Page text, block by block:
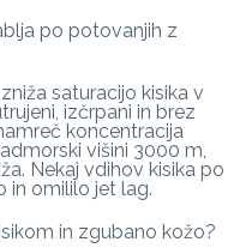
po potovanjih z
saturacijo kisika v
izčrpani in brez
koncentracija
višini 3000 m,
Nekaj vdihov kisika po
in omililo jet lag.
in zgubano kožo?